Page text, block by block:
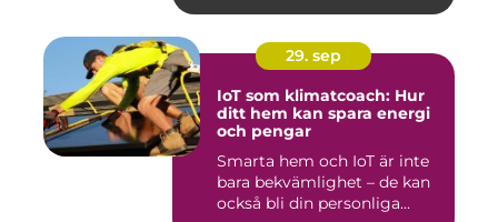
29. sep
IoT som klimatcoach: Hur
ditt hem kan spara energi
och pengar
Smarta hem och IoT är inte
bara bekvämlighet – de kan
också bli din personliga...